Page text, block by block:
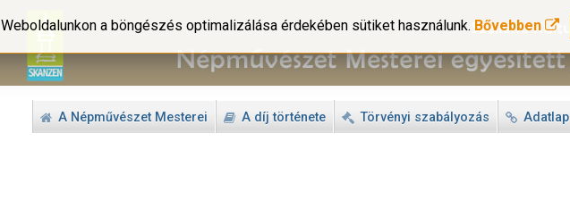
A Népművészet Mesterei A díj története Törvényi szabályozás Adatlap
Weboldalunkon a böngészés optimalizálása érdekében sütiket használunk. Bővebben